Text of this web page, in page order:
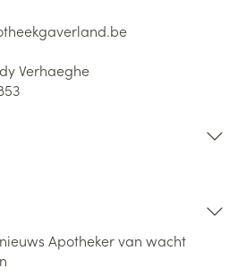
Verhaeghe
Apotheker van wacht